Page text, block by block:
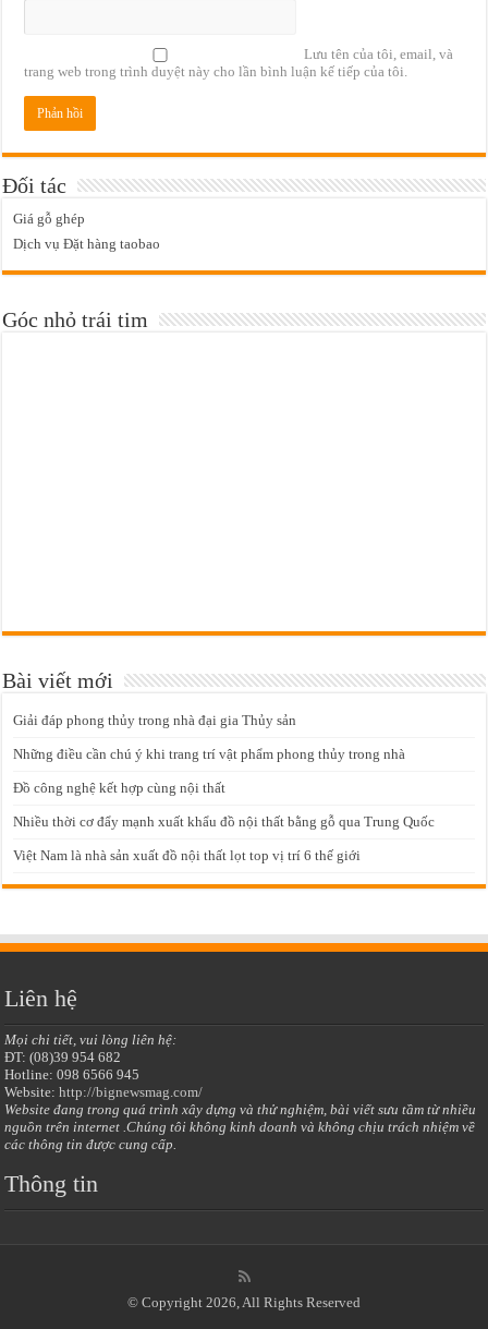
Lưu tên của tôi, email, và
trang web trong trình duyệt này cho lần bình luận kế tiếp của tôi.
Đối tác
Giá gỗ ghép
Dịch vụ Đặt hàng taobao
Góc nhỏ trái tim
Bài viết mới
Giải đáp phong thủy trong nhà đại gia Thủy sản
Những điều cần chú ý khi trang trí vật phẩm phong thủy trong nhà
Đồ công nghệ kết hợp cùng nội thất
Nhiều thời cơ đẩy mạnh xuất khẩu đồ nội thất bằng gỗ qua Trung Quốc
Việt Nam là nhà sản xuất đồ nội thất lọt top vị trí 6 thế giới
Liên hệ
Mọi chi tiết, vui lòng liên hệ:
ĐT: (08)39 954 682
Hotline: 098 6566 945
Website:http://bignewsmag.com/
Website đang trong quá trình xây dựng và thử nghiệm, bài viết sưu tầm từ nhiều
nguồn trên internet .Chúng tôi không kinh doanh và không chịu trách nhiệm về
các thông tin được cung cấp.
Thông tin
© Copyright 2026, All Rights Reserved